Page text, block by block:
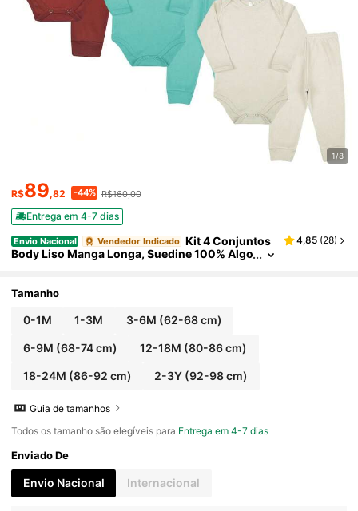
1/8
R$89,82 -44% R$160,00
Entrega em 4-7 dias
Envio Nacional Vendedor Indicado Kit 4 Conjuntos
Body Liso Manga Longa, Suedine 100% Algo
4,85 (28)
Tamanho
0-1M 1-3M 3-6M (62-68 cm)
6-9M (68-74 cm) 12-18M (80-86 cm)
18-24M (86-92 cm) 2-3Y (92-98 cm)
Guia de tamanhos
Todos os tamanho são elegíveis para Entrega em 4-7 dias
Enviado De
Envio Nacional Internacional